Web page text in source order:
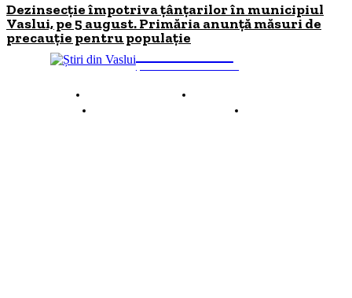
Dezinsecție împotriva țânțarilor în municipiul
Vaslui, pe 5 august. Primăria anunță măsuri de
precauție pentru populație
ȘTIRI DE INTERES